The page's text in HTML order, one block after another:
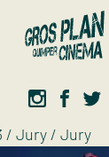
/ Jury / Jury